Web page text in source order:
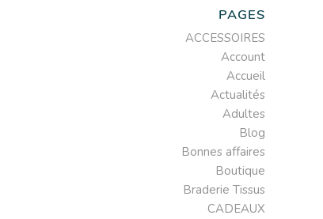
PAGES
ACCESSOIRES
Account
Accueil
Actualités
Adultes
Blog
Bonnes affaires
Boutique
Braderie Tissus
CADEAUX